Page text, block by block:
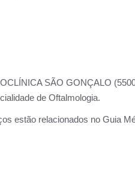
SÃO GONÇALO
de Oftalmologia.
estão relacionados no Guia
(55004164-